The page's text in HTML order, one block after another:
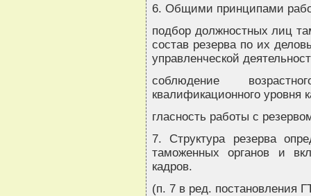
6. Общими принципами
подбор должностных лиц
состав резерва по их
управленческой
соблюдение
квалификационного уровня
гласность работы с
7. Структура резерва
таможенных органов и
кадров.
(п. 7 в ред. постановления